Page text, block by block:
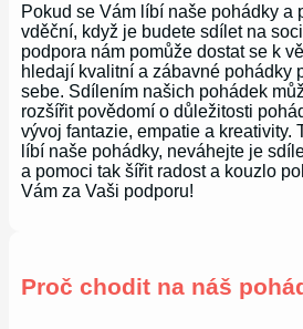
Pokud se Vám líbí naše pohádky a
vděční, když je budete sdílet na
podpora nám pomůže dostat se k
hledají kvalitní a zábavné pohádky
sebe. Sdílením našich pohádek
rozšířit povědomí o důležitosti
vývoj fantazie, empatie a kreativity.
líbí naše pohádky, neváhejte je
a pomoci tak šířit radost a kouzlo
Vám za Vaši podporu!
Proč chodit na náš